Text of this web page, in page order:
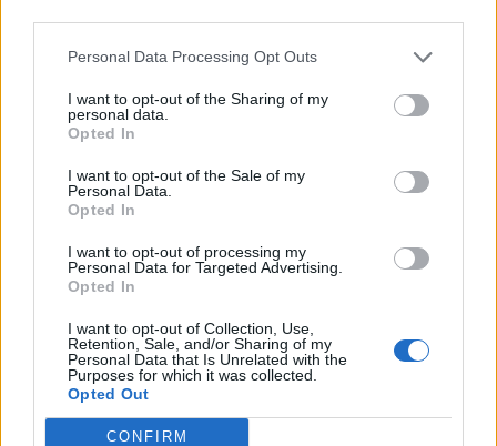
Personal Data Processing Opt Outs
I want to opt-out of the Sharing of my
personal data.
Opted In
I want to opt-out of the Sale of my
Personal Data.
Opted In
I want to opt-out of processing my
Personal Data for Targeted Advertising.
Opted In
I want to opt-out of Collection, Use,
Retention, Sale, and/or Sharing of my
Personal Data that Is Unrelated with the
Purposes for which it was collected.
Opted Out
CONFIRM
ΣΧΕΤΙΚA AΡΘΡΑ
Καιρός: “Πορτοκαλί” συναγερμός στην Κρήτη - Ζέστη
ΚΡΗΤΗ 22:03
Καιρός: “Πορτοκαλί” συναγερμός
Καιρός: “Πορτοκαλί” συναγερμός
υψηλός κίνδυνος πυρκαγιάς!
Μεταναστευτικό: Σύλληψη 18χρονου διακινητή για
Μεταναστευτικό: Σύλληψη
Μεταναστευτικό: Σύλληψη